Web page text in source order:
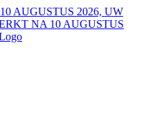
AUGUSTUS 2026, UW
NA 10 AUGUSTUS